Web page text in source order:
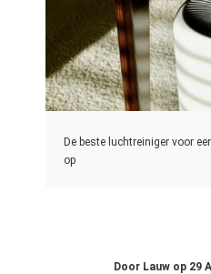
De beste luchtreiniger voor
op
Door Lauw op 29